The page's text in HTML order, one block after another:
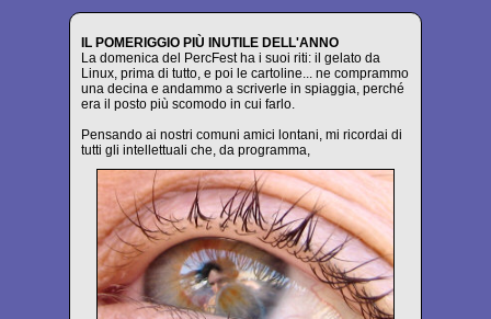
IL POMERIGGIO PIÙ INUTILE DELL'ANNO
La domenica del PercFest ha i suoi riti: il gelato da
Linux, prima di tutto, e poi le cartoline... ne comprammo
una decina e andammo a scriverle in spiaggia, perché
era il posto più scomodo in cui farlo.
Pensando ai nostri comuni amici lontani, mi ricordai di
tutti gli intellettuali che, da programma,